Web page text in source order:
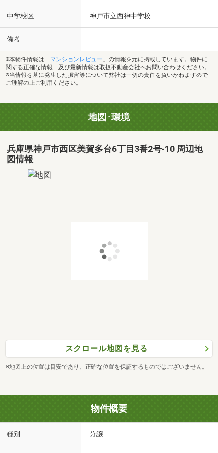
中学校区 神戸市立西神中学校
備考
※本物件情報は「 マンションレビュー 」の情報を元に掲載しています。物件に
関する正確な情報、及び最新情報は取扱不動産会社へお問い合わせください。
※当情報を基に発生した損害等について弊社は一切の責任を負いかねますので
ご理解の上ご利用ください。
地図･環境
兵庫県神戸市西区美賀多台6丁目3番2号-10 周辺地
図情報
スクロール地図を見る
※地図上の位置は目安であり、正確な位置を保証するものではございません。
物件概要
種別 分譲